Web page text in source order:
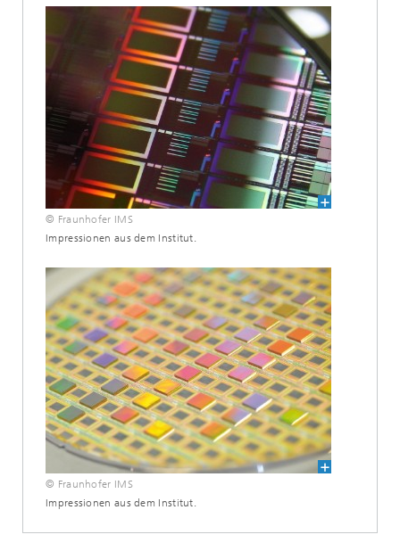
© Fraunhofer IMS
Impressionen aus dem Institut.
© Fraunhofer IMS
Impressionen aus dem Institut.